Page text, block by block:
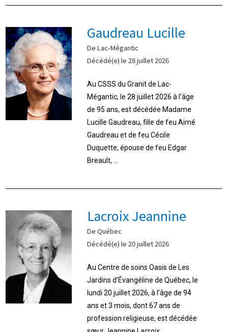
Gaudreau Lucille
De Lac-Mégantic
Décédé(e) le 28 juillet 2026
Au CSSS du Granit de Lac-
Mégantic, le 28 juillet 2026 à l’âge
de 95 ans, est décédée Madame
Lucille Gaudreau, fille de feu Aimé
Gaudreau et de feu Cécile
Duquette, épouse de feu Edgar
Breault, ...
Lacroix Jeannine
De Québec
Décédé(e) le 20 juillet 2026
Au Centre de soins Oasis de Les
Jardins d’Évangéline de Québec, le
lundi 20 juillet 2026, à l’âge de 94
ans et 3 mois, dont 67 ans de
profession religieuse, est décédée